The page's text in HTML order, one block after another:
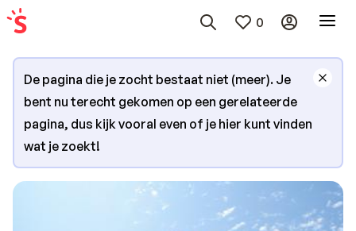
0
De pagina die je zocht bestaat niet (meer). Je
bent nu terecht gekomen op een gerelateerde
pagina, dus kijk vooral even of je hier kunt vinden
wat je zoekt!